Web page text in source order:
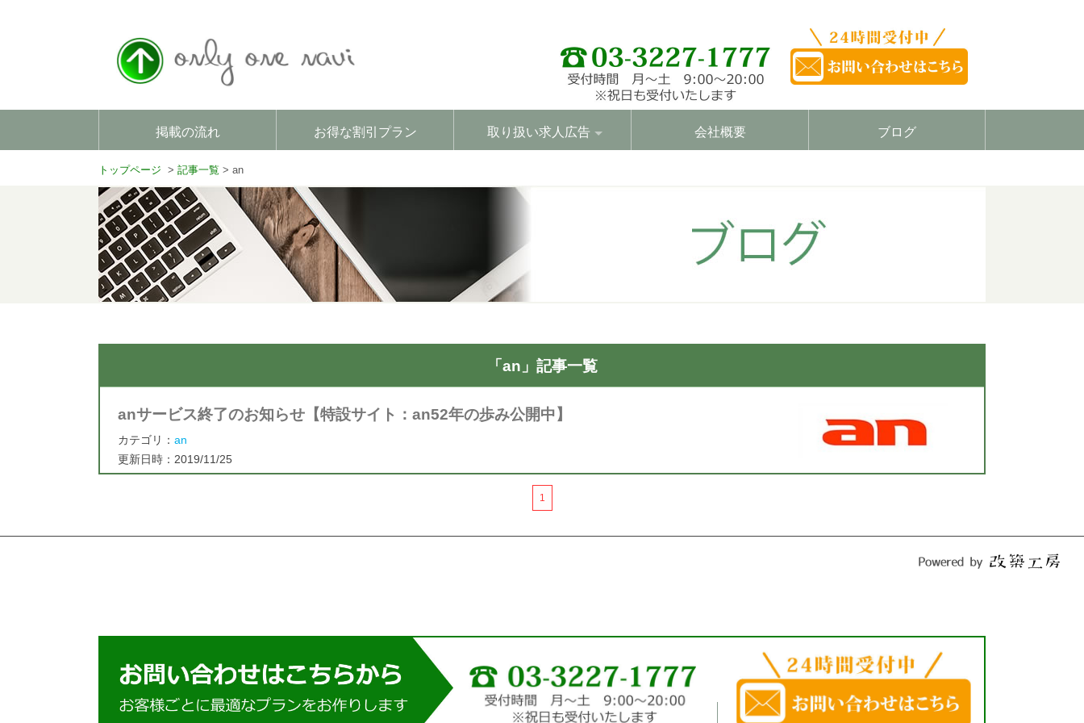
掲載の流れ お得な割引プラン 取り扱い求人広告 会社概要 ブログ
トップページ 記事一覧 an
「an」記事一覧
anサービス終了のお知らせ【特設サイト：an52年の歩み公開中】
カテゴリ： an
更新日時：2019/11/25
1